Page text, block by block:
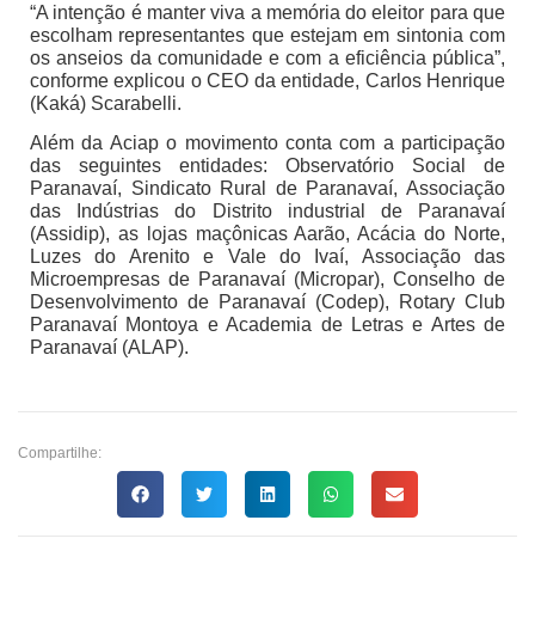
“A intenção é manter viva a memória do eleitor para que
escolham representantes que estejam em sintonia com
os anseios da comunidade e com a eficiência pública”,
conforme explicou o CEO da entidade, Carlos Henrique
(Kaká) Scarabelli.
Além da Aciap o movimento conta com a participação
das seguintes entidades: Observatório Social de
Paranavaí, Sindicato Rural de Paranavaí, Associação
das Indústrias do Distrito industrial de Paranavaí
(Assidip), as lojas maçônicas Aarão, Acácia do Norte,
Luzes do Arenito e Vale do Ivaí, Associação das
Microempresas de Paranavaí (Micropar), Conselho de
Desenvolvimento de Paranavaí (Codep), Rotary Club
Paranavaí Montoya e Academia de Letras e Artes de
Paranavaí (ALAP).
Compartilhe: